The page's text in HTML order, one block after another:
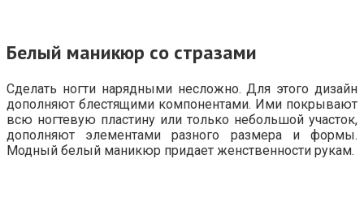
Белый маникюр со стразами
Сделать ногти нарядными несложно. Для этого дизайн
дополняют блестящими компонентами. Ими покрывают
всю ногтевую пластину или только небольшой участок,
дополняют элементами разного размера и формы.
Модный белый маникюр придает женственности рукам.